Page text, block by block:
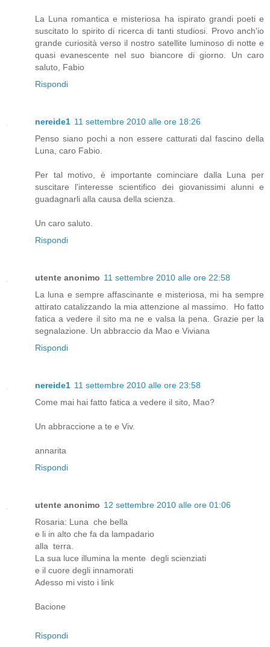
La Luna romantica e misteriosa ha ispirato grandi poeti e
suscitato lo spirito di ricerca di tanti studiosi. Provo anch'io
grande curiosità verso il nostro satellite luminoso di notte e
quasi evanescente nel suo biancore di giorno. Un caro
saluto, Fabio
Rispondi
nereide1 11 settembre 2010 alle ore 18:26
Penso siano pochi a non essere catturati dal fascino della
Luna, caro Fabio.
Per tal motivo, è importante cominciare dalla Luna per
suscitare l'interesse scientifico dei giovanissimi alunni e
guadagnarli alla causa della scienza.
Un caro saluto.
Rispondi
utente anonimo 11 settembre 2010 alle ore 22:58
La luna e sempre affascinante e misteriosa, mi ha sempre
attirato catalizzando la mia attenzione al massimo. Ho fatto
fatica a vedere il sito ma ne e valsa la pena. Grazie per la
segnalazione. Un abbraccio da Mao e Viviana
Rispondi
nereide1 11 settembre 2010 alle ore 23:58
Come mai hai fatto fatica a vedere il sito, Mao?
Un abbraccione a te e Viv.
annarita
Rispondi
utente anonimo 12 settembre 2010 alle ore 01:06
Rosaria: Luna che bella
e li in alto che fa da lampadario
alla terra.
La sua luce illumina la mente degli scienziati
e il cuore degli innamorati
Adesso mi visto i link
Bacione
Rispondi